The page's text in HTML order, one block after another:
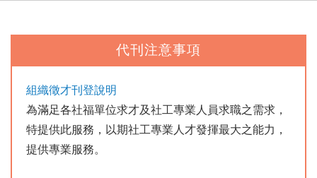
代刊注意事項
組織徵才刊登說明
為滿足各社福單位求才及社工專業人員求職之需求，
特提供此服務，以期社工專業人才發揮最大之能力，
提供專業服務。